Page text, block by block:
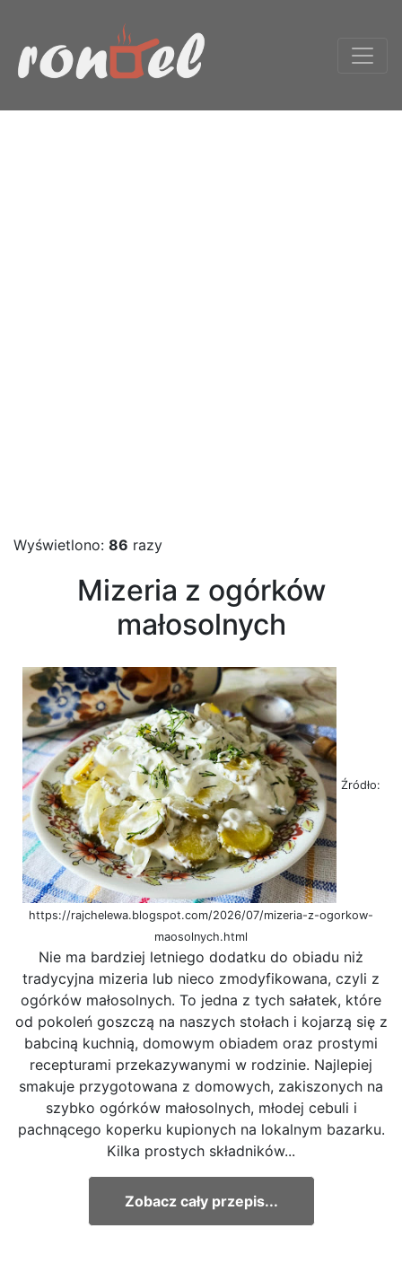
Wyświetlono: 86 razy
Mizeria z ogórków
małosolnych
Źródło:
https://rajchelewa.blogspot.com/2026/07/mizeria-z-ogorkow-
maosolnych.html
Nie ma bardziej letniego dodatku do obiadu niż
tradycyjna mizeria lub nieco zmodyfikowana, czyli z
ogórków małosolnych. To jedna z tych sałatek, które
od pokoleń goszczą na naszych stołach i kojarzą się z
babciną kuchnią, domowym obiadem oraz prostymi
recepturami przekazywanymi w rodzinie. Najlepiej
smakuje przygotowana z domowych, zakiszonych na
szybko ogórków małosolnych, młodej cebuli i
pachnącego koperku kupionych na lokalnym bazarku.
Kilka prostych składników...
Zobacz cały przepis...